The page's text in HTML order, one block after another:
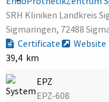
SRH Kliniken Landkreis
Sigmaringen, 72488
Certificate
Website
39,4 km
EPZ
EPZ-608